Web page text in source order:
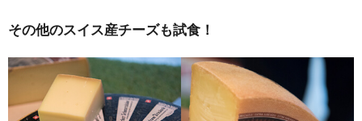
その他のスイス産チーズも試食！